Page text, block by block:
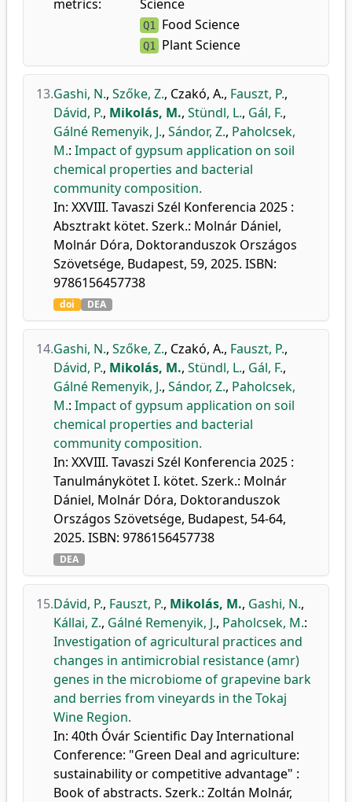
metrics: Science
Q1 Food Science
Q1 Plant Science
13.Gashi, N., Szőke, Z., Czakó, A., Fauszt, P.,
Dávid, P., Mikolás, M., Stündl, L., Gál, F.,
Gálné Remenyik, J., Sándor, Z., Paholcsek,
M.: Impact of gypsum application on soil
chemical properties and bacterial
community composition.
In: XXVIII. Tavaszi Szél Konferencia 2025 :
Absztrakt kötet. Szerk.: Molnár Dániel,
Molnár Dóra, Doktoranduszok Országos
Szövetsége, Budapest, 59, 2025. ISBN:
9786156457738
doi DEA
14.Gashi, N., Szőke, Z., Czakó, A., Fauszt, P.,
Dávid, P., Mikolás, M., Stündl, L., Gál, F.,
Gálné Remenyik, J., Sándor, Z., Paholcsek,
M.: Impact of gypsum application on soil
chemical properties and bacterial
community composition.
In: XXVIII. Tavaszi Szél Konferencia 2025 :
Tanulmánykötet I. kötet. Szerk.: Molnár
Dániel, Molnár Dóra, Doktoranduszok
Országos Szövetsége, Budapest, 54-64,
2025. ISBN: 9786156457738
DEA
15.Dávid, P., Fauszt, P., Mikolás, M., Gashi, N.,
Kállai, Z., Gálné Remenyik, J., Paholcsek, M.:
Investigation of agricultural practices and
changes in antimicrobial resistance (amr)
genes in the microbiome of grapevine bark
and berries from vineyards in the Tokaj
Wine Region.
In: 40th Óvár Scientific Day International
Conference: "Green Deal and agriculture:
sustainability or competitive advantage" :
Book of abstracts. Szerk.: Zoltán Molnár,